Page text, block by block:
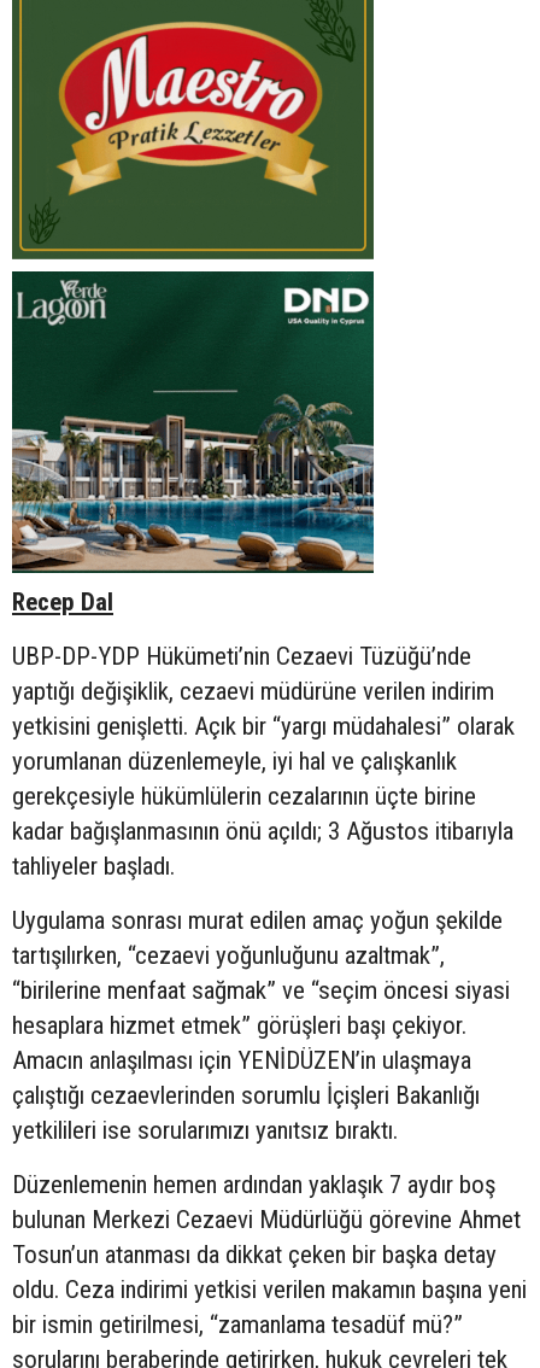
Recep Dal
UBP-DP-YDP Hükümeti’nin Cezaevi Tüzüğü’nde
yaptığı değişiklik, cezaevi müdürüne verilen indirim
yetkisini genişletti. Açık bir “yargı müdahalesi” olarak
yorumlanan düzenlemeyle, iyi hal ve çalışkanlık
gerekçesiyle hükümlülerin cezalarının üçte birine
kadar bağışlanmasının önü açıldı; 3 Ağustos itibarıyla
tahliyeler başladı.
Uygulama sonrası murat edilen amaç yoğun şekilde
tartışılırken, “cezaevi yoğunluğunu azaltmak”,
“birilerine menfaat sağmak” ve “seçim öncesi siyasi
hesaplara hizmet etmek” görüşleri başı çekiyor.
Amacın anlaşılması için YENİDÜZEN’in ulaşmaya
çalıştığı cezaevlerinden sorumlu İçişleri Bakanlığı
yetkilileri ise sorularımızı yanıtsız bıraktı.
Düzenlemenin hemen ardından yaklaşık 7 aydır boş
bulunan Merkezi Cezaevi Müdürlüğü görevine Ahmet
Tosun’un atanması da dikkat çeken bir başka detay
oldu. Ceza indirimi yetkisi verilen makamın başına yeni
bir ismin getirilmesi, “zamanlama tesadüf mü?”
sorularını beraberinde getirirken, hukuk çevreleri tek